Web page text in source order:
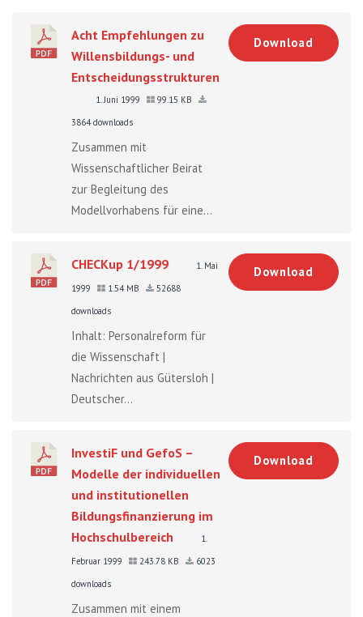
Acht Empfehlungen zu
Willensbildungs- und
Entscheidungsstrukturen
1. Juni 1999
99.15 KB
3864 downloads
Zusammen mit
Wissenschaftlicher Beirat
zur Begleitung des
Modellvorhabens für eine...
Download
CHECKup 1/1999
1. Mai
1999
1.54 MB
52688
downloads
Inhalt: Personalreform für
die Wissenschaft |
Nachrichten aus Gütersloh |
Deutscher...
Download
InvestiF und GefoS –
Modelle der individuellen
und institutionellen
Bildungsfinanzierung im
Hochschulbereich
1.
Februar 1999
243.78 KB
6023
downloads
Zusammen mit einem
Download